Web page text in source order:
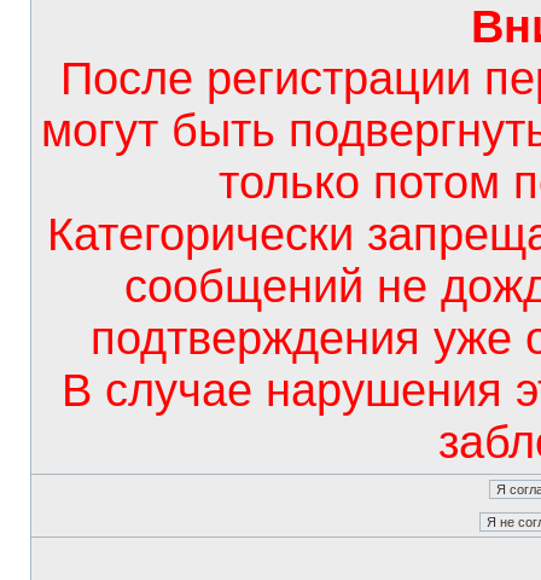
После регистрации
могут быть
только потом
Категорически
сообщений не
подтверждения уже
В случае нарушения